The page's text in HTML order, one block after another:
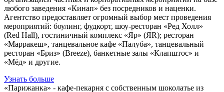
любого заведения «Кинап» без посредников и наценки.
Агентство предоставляет огромный выбор мест проведения
мероприятий: боулинг, фудкорт, шоу-ресторан «Ред Холл»
(Red Hall), гостиничный комплекс «Яр» (ЯR); ресторан
«Марракеш», танцевальное кафе «Палуба», танцевальный
ресторан «Бриз» (Breeze), банкетные залы «Клапштос» и
«Мёд» и другие.
Узнать больше
«Парижанка» - кафе-пекарня с собственным шоколатье из